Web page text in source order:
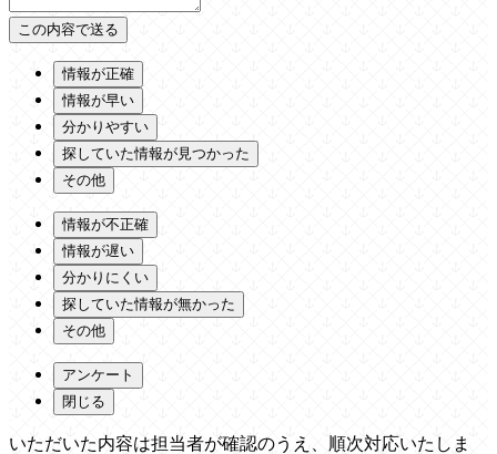
情報が正確
情報が早い
分かりやすい
探していた情報が見つかった
その他
情報が不正確
情報が遅い
分かりにくい
探していた情報が無かった
その他
アンケート
閉じる
いただいた内容は担当者が確認のうえ、順次対応いたしま